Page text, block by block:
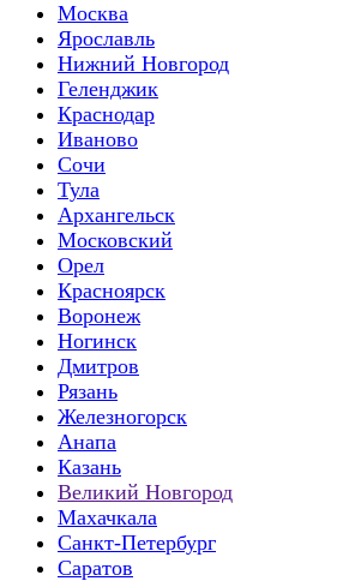
Москва
Ярославль
Нижний Новгород
Геленджик
Краснодар
Иваново
Сочи
Тула
Архангельск
Московский
Орел
Красноярск
Воронеж
Ногинск
Дмитров
Рязань
Железногорск
Анапа
Казань
Великий Новгород
Махачкала
Санкт-Петербург
Саратов